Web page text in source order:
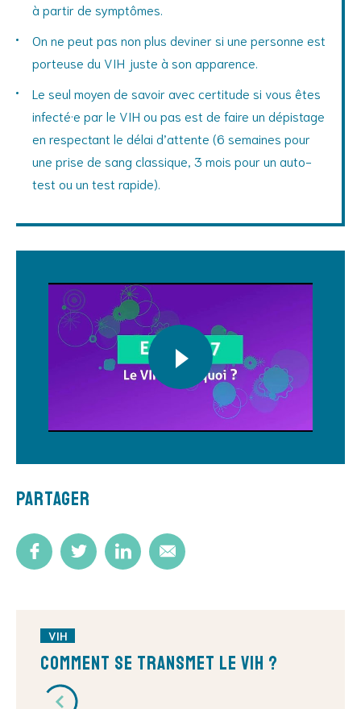
à partir de symptômes.
On ne peut pas non plus deviner si une personne est
porteuse du VIH juste à son apparence.
Le seul moyen de savoir avec certitude si vous êtes
infecté·e par le VIH ou pas est de faire un dépistage
en respectant le délai d’attente (6 semaines pour
une prise de sang classique, 3 mois pour un auto-
test ou un test rapide).
Partager
VIH
Comment se transmet le VIH ?